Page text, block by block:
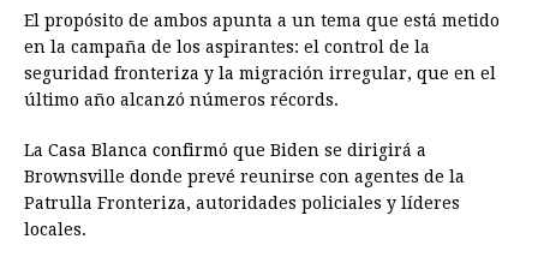
El propósito de ambos apunta a un tema que está metido
en la campaña de los aspirantes: el control de la
seguridad fronteriza y la migración irregular, que en el
último año alcanzó números récords.
La Casa Blanca confirmó que Biden se dirigirá a
Brownsville donde prevé reunirse con agentes de la
Patrulla Fronteriza, autoridades policiales y líderes
locales.